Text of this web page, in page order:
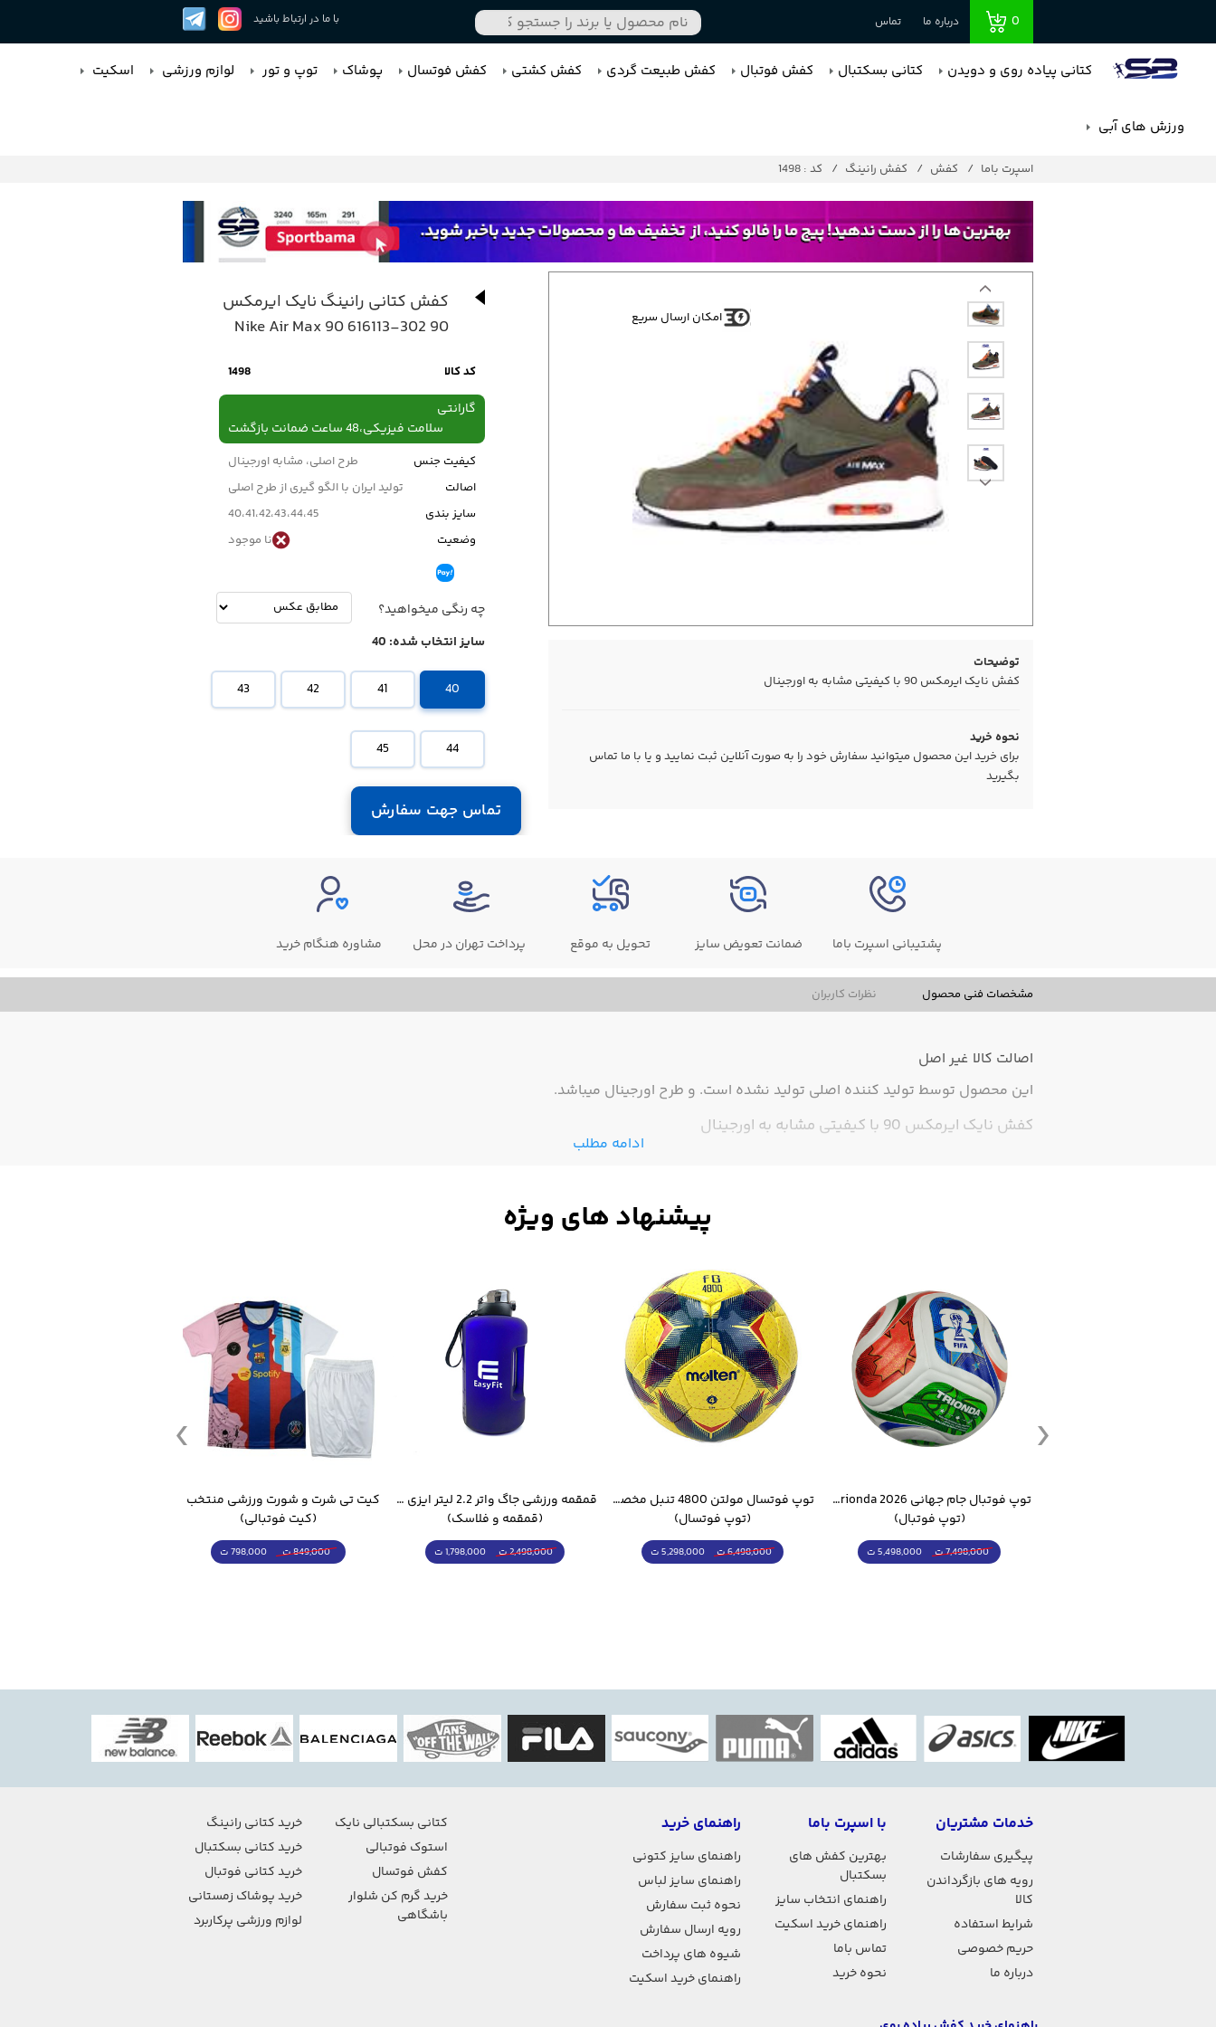
0 درباره ما تماس با ما در ارتباط باشید
کتانی پیاده روی و دویدن کتانی بسکتبال کفش فوتبال کفش طبیعت گردی کفش کشتی کفش فوتسال پوشاک توپ و تور لوازم ورزشی اسکیت
ورزش های آبی
اسپرت باما کفش کفش رانینگ کد : 1498
امکان ارسال سریع
توضیحات
کفش نایک ایرمکس 90 با کیفیتی مشابه به اورجینال
نحوه خرید
برای خرید این محصول میتوانید سفارش خود را به صورت آنلاین ثبت نمایید و یا با ما تماس
بگیرید
کفش کتانی رانینگ نایک ایرمکس
90 Nike Air Max 90 616113-302
کد کالا 1498
گارانتی
سلامت فیزیکی،48 ساعت ضمانت بازگشت
کیفیت جنس
طرح اصلی، مشابه اورجینال
اصالت
تولید ایران با الگو گیری از طرح اصلی
سایز بندی
40،41،42،43،44،45
وضعیت
نا موجود
چه رنگی میخواهید؟
سایز انتخاب شده: 40
40
41
42
43
44
45
تماس جهت سفارش
پشتیبانی اسپرت باما ضمانت تعویض سایز تحویل به موقع پرداخت تهران در محل مشاوره هنگام خرید
مشخصات فنی محصول نظرات کاربران
اصالت کالا غیر اصل
این محصول توسط تولید کننده اصلی تولید نشده است. و طرح اورجینال میباشد.
کفش نایک ایرمکس 90 با کیفیتی مشابه به اورجینال
ادامه مطلب
توپ فوتبال جام جهانی 2026 Trionda مشابه اورجینال
(توپ فوتبال)
7,498,000 ت 5,498,000 ت
توپ فوتسال مولتن 4800 تنبل مخصوص سالن
(توپ فوتسال)
6,498,000 ت 5,298,000 ت
قمقمه ورزشی جاگ واتر 2.2 لیتر ایزی فیت
(قمقمه و فلاسک)
2,498,000 ت 1,798,000 ت
(کیت فوتبالی)
849,000 ت 798,000 ت
خدمات مشتریان
پیگیری سفارشات
رویه های بازگرداندن
کالا
شرایط استفاده
حریم خصوصی
درباره ما
با اسپرت باما
بهترین کفش های
بسکتبال
راهنمای انتخاب سایز
راهنمای خرید اسکیت
تماس باما
نحوه خرید
راهنمای خرید
راهنمای سایز کتونی
راهنمای سایز لباس
نحوه ثبت سفارش
رویه ارسال سفارش
شیوه های پرداخت
راهنمای خرید اسکیت
کتانی بسکتبالی نایک
استوک فوتبالی
کفش فوتسال
خرید گرم کن شلوار
باشگاهی
خرید کتانی رانینگ
خرید کتانی بسکتبال
خرید کتانی فوتبال
خرید پوشاک زمستانی
لوازم ورزشی پرکاربرد